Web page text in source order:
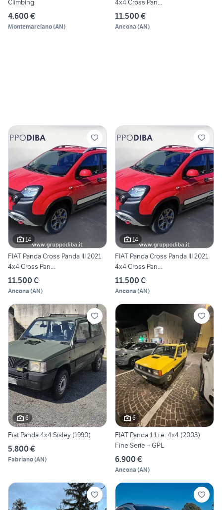
Climbing
4.600 €
Montemarciano(AN)
4x4 Cross Pan...
11.500 €
Ancona (AN)
14
FIAT Panda Cross Panda III 2021
4x4 Cross Pan...
11.500 €
Ancona (AN)
14
FIAT Panda Cross Panda III 2021
4x4 Cross Pan...
11.500 €
Ancona (AN)
6
Fiat Panda 4x4 Sisley (1990)
5.800 €
Fabriano(AN)
6
FIAT Panda 1.1 i.e. 4x4 (2003)
Fine Serie – GPL
6.900 €
Ancona (AN)